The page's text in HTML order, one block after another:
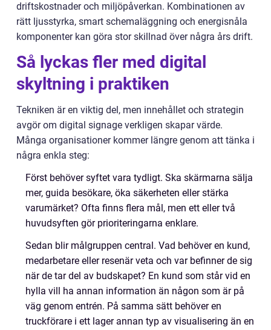
driftskostnader och miljöpåverkan. Kombinationen av
rätt ljusstyrka, smart schemaläggning och energisnåla
komponenter kan göra stor skillnad över några års drift.
Så lyckas fler med digital
skyltning i praktiken
Tekniken är en viktig del, men innehållet och strategin
avgör om digital signage verkligen skapar värde.
Många organisationer kommer längre genom att tänka i
några enkla steg:
Först behöver syftet vara tydligt. Ska skärmarna sälja
mer, guida besökare, öka säkerheten eller stärka
varumärket? Ofta finns flera mål, men ett eller två
huvudsyften gör prioriteringarna enklare.
Sedan blir målgruppen central. Vad behöver en kund,
medarbetare eller resenär veta och var befinner de sig
när de tar del av budskapet? En kund som står vid en
hylla vill ha annan information än någon som är på
väg genom entrén. På samma sätt behöver en
truckförare i ett lager annan typ av visualisering än en